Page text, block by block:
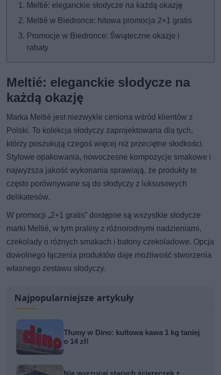
Meltié: eleganckie słodycze na każdą okazję
Meltié w Biedronce: hitowa promocja 2+1 gratis
Promocje w Biedronce: Świąteczne okazje i
rabaty
Meltié: eleganckie słodycze na
każdą okazję
Marka Meltié jest niezwykle ceniona wśród klientów z
Polski. To kolekcja słodyczy zaprojektowana dla tych,
którzy poszukują czegoś więcej niż przeciętne słodkości.
Stylowe opakowania, nowoczesne kompozycje smakowe i
najwyższa jakość wykonania sprawiają, że produkty te
często porównywane są do słodyczy z luksusowych
delikatesów.
W promocji „2+1 gratis” dostępne są wszystkie słodycze
marki Meltié, w tym praliny z różnorodnymi nadzieniami,
czekolady o różnych smakach i batony czekoladowe. Opcja
dowolnego łączenia produktów daje możliwość stworzenia
własnego zestawu słodyczy.
Najpopularniejsze artykuły
Tłumy w Dino: kultowa kawa 1 kg taniej
o 14 zł!